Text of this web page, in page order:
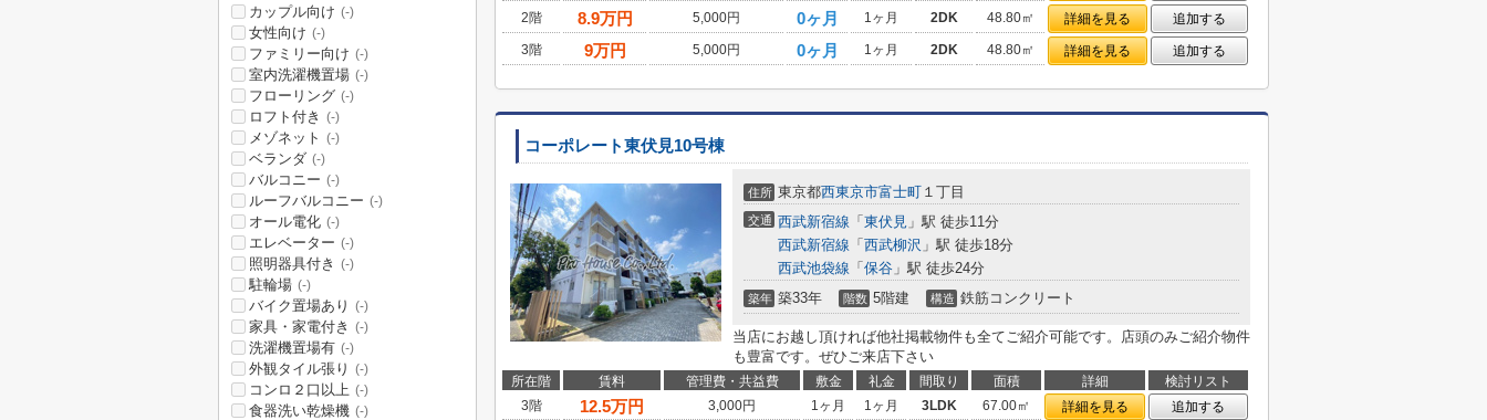
2階
8.9万円 5,000円 0ヶ月 1ヶ月 2DK 48.80㎡ 詳細を見る
追加する
3階
9万円 5,000円 0ヶ月 1ヶ月 2DK 48.80㎡ 詳細を見る 追加する
コーポレート東伏見10号棟
住所 東京都西東京市富士町 １丁目
交通 西武新宿線 「 東伏見 」駅 徒歩11分
西武新宿線 「 西武柳沢 」駅 徒歩18分
西武池袋線 「 保谷 」駅 徒歩24分
築年 築33年 階数 5階建 構造 鉄筋コンクリート
当店にお越し頂ければ他社掲載物件も全てご紹介可能です。店頭のみご紹介物件
も豊富です。ぜひご来店下さい
所在階 賃料 管理費・共益費 敷金 礼金 間取り 面積 詳細
検討リスト
3階
12.5万円 3,000円 1ヶ月 1ヶ月 3LDK 67.00㎡ 詳細を見る
追加する
カップル向け (-)
女性向け (-)
ファミリー向け (-)
室内洗濯機置場 (-)
フローリング (-)
ロフト付き (-)
メゾネット (-)
ベランダ (-)
バルコニー (-)
ルーフバルコニー (-)
オール電化 (-)
エレベーター (-)
照明器具付き (-)
駐輪場 (-)
バイク置場あり (-)
家具・家電付き (-)
洗濯機置場有 (-)
外観タイル張り (-)
コンロ２口以上 (-)
食器洗い乾燥機 (-)